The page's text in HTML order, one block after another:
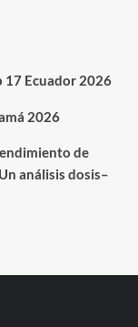
17 Ecuador 2026
2026
de
análisis dosis–